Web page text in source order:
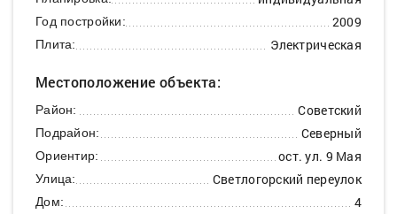
Год постройки: 2009
Плита: Электрическая
Местоположение объекта:
Район: Советский
Подрайон: Северный
Ориентир: ост. ул. 9 Мая
Улица: Светлогорский переулок
Дом: 4